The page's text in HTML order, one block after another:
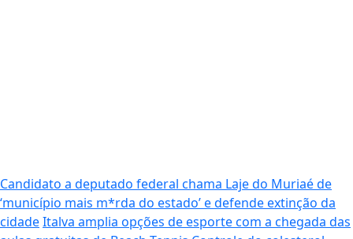
Candidato a deputado federal chama Laje do Muriaé de
‘município mais m*rda do estado’ e defende extinção da
cidadeItalva amplia opções de esporte com a chegada das